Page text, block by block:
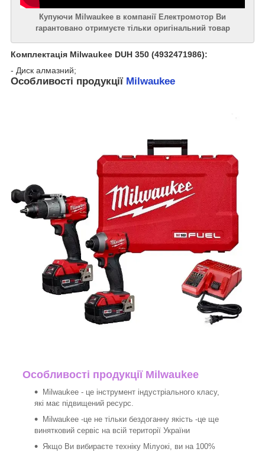
Купуючи Milwaukee в компанії Електромотор Ви
гарантовано отримуєте тільки оригінальний товар
Комплектація Milwaukee DUH 350 (4932471986):
- Диск алмазний;
Особливості продукції Milwaukee
Особливості продукції Milwaukee
Milwaukee - це інструмент індустріального класу,
які має підвищений ресурс.
Milwaukee -це не тільки бездоганну якість -це ще
винятковий сервіс на всій території України
Якщо Ви вибираєте техніку Мілуокі, ви на 100%